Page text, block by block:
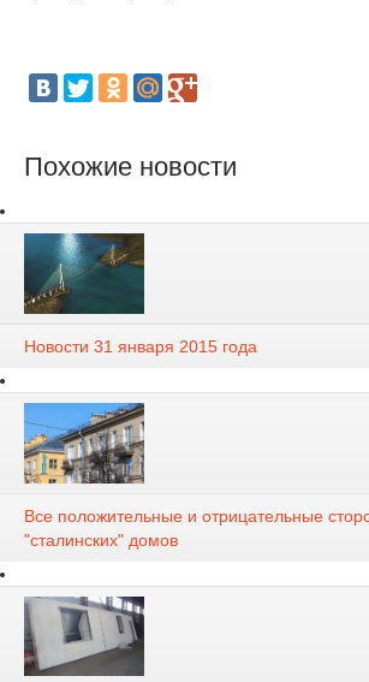
Похожие новости
Новости 31 января 2015 года
Все положительные и отрицательные
"сталинских" домов